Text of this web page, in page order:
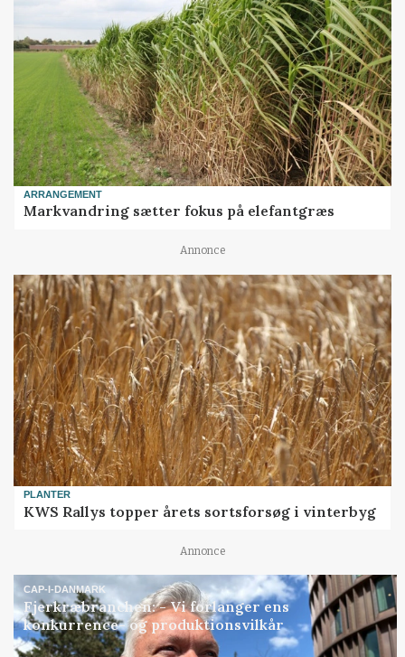
ARRANGEMENT
Markvandring sætter fokus på elefantgræs
Annonce
PLANTER
KWS Rallys topper årets sortsforsøg i vinterbyg
Annonce
CAP-I-DANMARK
Fjerkræbranchen: - Vi forlanger ens
konkurrence- og produktionsvilkår